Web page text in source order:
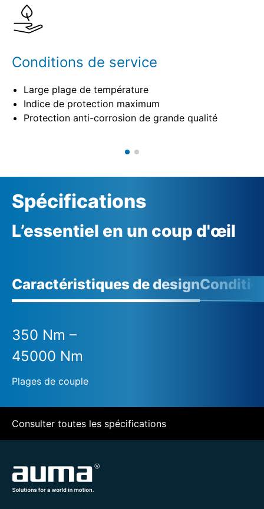
Conditions de service
Large plage de température
Indice de protection maximum
Protection anti-corrosion de grande qualité
Spécifications
L’essentiel en un coup d'œil
Caractéristiques de design
350 Nm –
45000 Nm
Plages de couple
Consulter toutes les spécifications